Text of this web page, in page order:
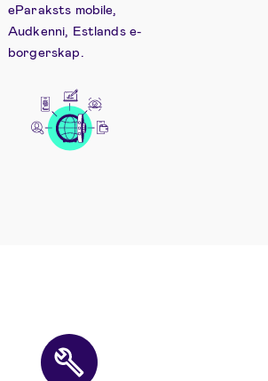
eParaksts mobile,
Audkenni, Estlands e-
borgerskap.